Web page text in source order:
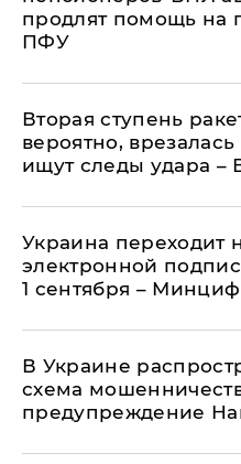
продлят помощь на
ПФУ
Вторая ступень
вероятно,
ищут следы удара –
Украина переходит
электронной
1 сентября –
В Украине
схема
предупреждение